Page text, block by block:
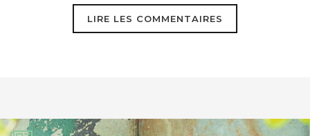
mieux pour la planète, réduisont les
LIRE LES COMMENTAIRES